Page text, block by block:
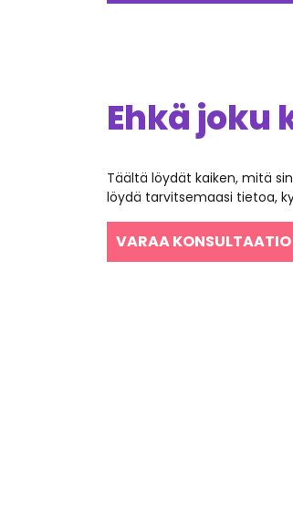
Ehkä joku
Täältä löydät kaiken, mitä
löydä tarvitsemaasi tietoa,
VARAA KONSULTAATIO